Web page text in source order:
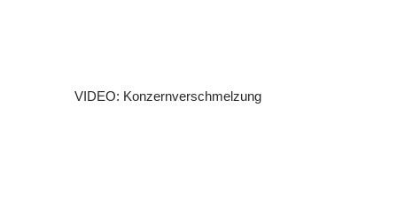
VIDEO: Konzernverschmelzung